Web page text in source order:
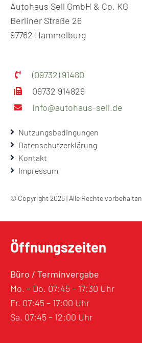
Autohaus Sell GmbH & Co. KG
Berliner Straße 26
97762 Hammelburg
(09732) 91480
09732 914829
info@autohaus-sell.de
Nutzungsbedingungen
Datenschutzerklärung
Kontakt
Impressum
© Copyright 2026 | Alle Rechte vorbehalten
Öffnungszeiten
Büro / Terminvergabe
Mo. – Do. 07:45 – 17:30 Uhr
Fr. 07:45 – 17:00 Uhr
Sa. 07:45 – 12:00 Uhr